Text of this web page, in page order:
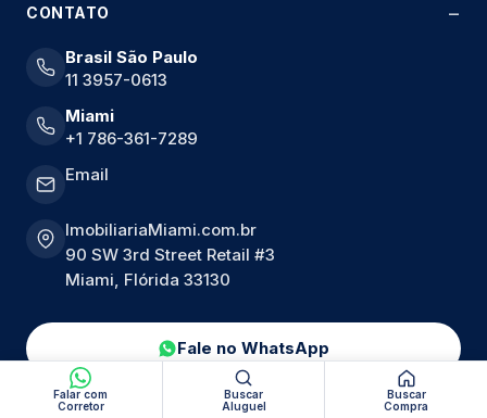
CONTATO
Brasil São Paulo
11 3957-0613
Miami
+1 786-361-7289
Email
ImobiliariaMiami.com.br
90 SW 3rd Street Retail #3
Miami, Flórida 33130
Fale no WhatsApp
Falar com
Corretor
Buscar
Aluguel
Buscar
Compra